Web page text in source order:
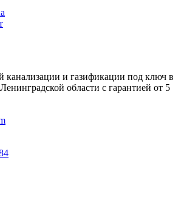
канализации и газификации под ключ в
области с гарантией от 5